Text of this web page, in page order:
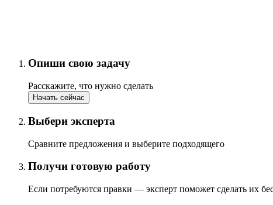
Опиши свою задачу
Расскажите, что нужно сделать
Начать сейчас
Выбери эксперта
Сравните предложения и выберите подходящего
Получи готовую работу
Если потребуются правки — эксперт поможет сделать их